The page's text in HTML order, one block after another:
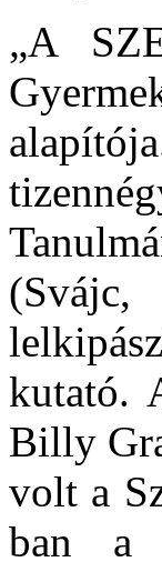
„A
kutató.
Billy
volt a
ban a